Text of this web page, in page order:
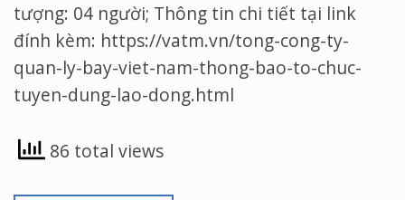
tượng: 04 người; Thông tin chi tiết tại link
đính kèm: https://vatm.vn/tong-cong-ty-
quan-ly-bay-viet-nam-thong-bao-to-chuc-
tuyen-dung-lao-dong.html
86 total views